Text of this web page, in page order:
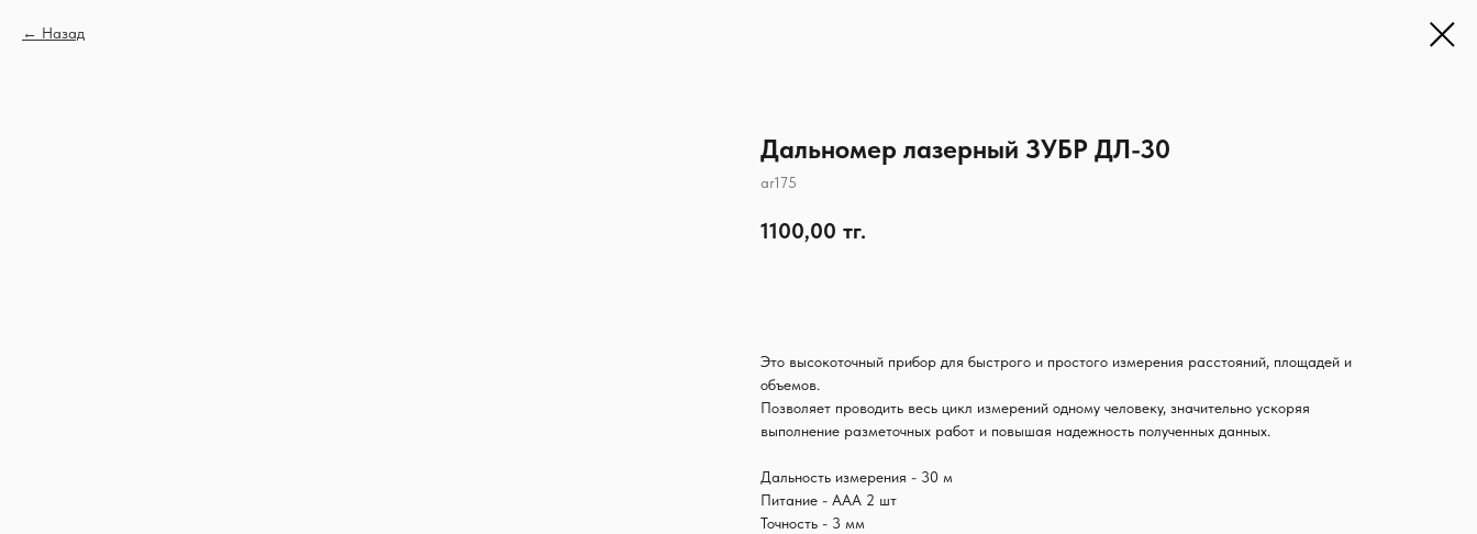
Назад
Дальномер лазерный ЗУБР ДЛ-30
ar175
1100,00 тг.
Это высокоточный прибор для быстрого и простого измерения расстояний, площадей и
объемов.
Позволяет проводить весь цикл измерений одному человеку, значительно ускоряя
выполнение разметочных работ и повышая надежность полученных данных.
Дальность измерения - 30 м
Питание - АAА 2 шт
Точность - 3 мм